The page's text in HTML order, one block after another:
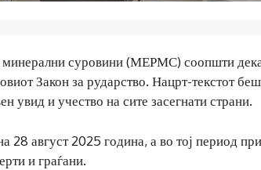
минерални суровини (МЕРМС) соопшти
Закон за рударство. Нацрт-текстот
увид и учество на сите засегнати страни.
28 август 2025 година, а во тој период
и граѓани.